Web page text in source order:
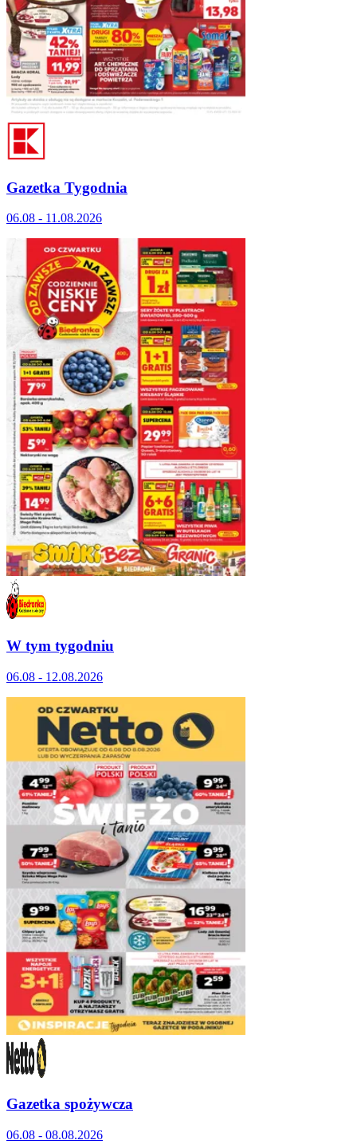
Gazetka Tygodnia
06.08 - 11.08.2026
W tym tygodniu
06.08 - 12.08.2026
Gazetka spożywcza
06.08 - 08.08.2026